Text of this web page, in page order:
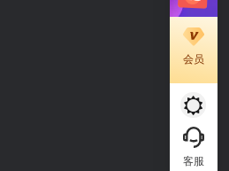
会员
客服